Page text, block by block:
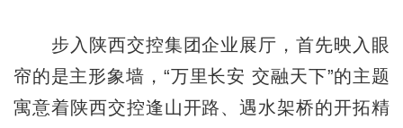
步入陕西交控集团企业展厅，首先映入眼
帘的是主形象墙，“万里长安 交融天下”的主题
寓意着陕西交控逢山开路、遇水架桥的开拓精